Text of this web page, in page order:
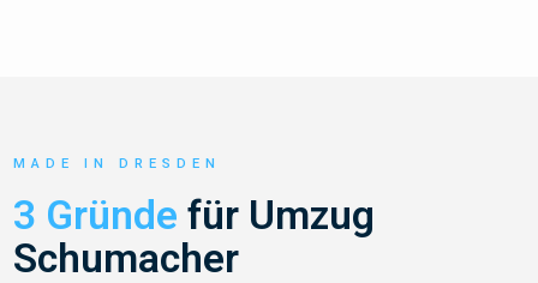
MADE IN DRESDEN
3 Gründe für Umzug
Schumacher